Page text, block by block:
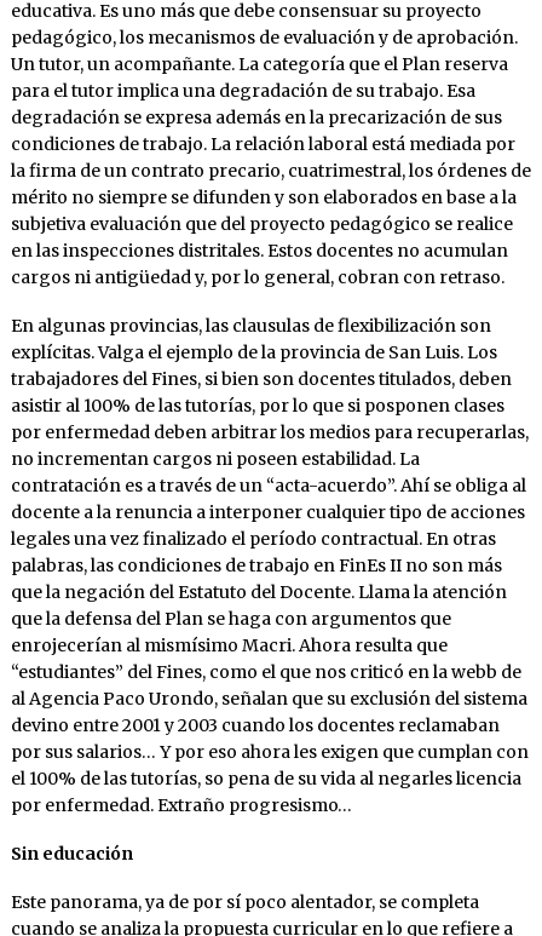
educativa. Es uno más que debe consensuar su proyecto
pedagógico, los mecanismos de evaluación y de aprobación.
Un tutor, un acompañante. La categoría que el Plan reserva
para el tutor implica una degradación de su trabajo. Esa
degradación se expresa además en la precarización de sus
condiciones de trabajo. La relación laboral está mediada por
la firma de un contrato precario, cuatrimestral, los órdenes de
mérito no siempre se difunden y son elaborados en base a la
subjetiva evaluación que del proyecto pedagógico se realice
en las inspecciones distritales. Estos docentes no acumulan
cargos ni antigüedad y, por lo general, cobran con retraso.
En algunas provincias, las clausulas de flexibilización son
explícitas. Valga el ejemplo de la provincia de San Luis. Los
trabajadores del Fines, si bien son docentes titulados, deben
asistir al 100% de las tutorías, por lo que si posponen clases
por enfermedad deben arbitrar los medios para recuperarlas,
no incrementan cargos ni poseen estabilidad. La
contratación es a través de un “acta-acuerdo”. Ahí se obliga al
docente a la renuncia a interponer cualquier tipo de acciones
legales una vez finalizado el período contractual. En otras
palabras, las condiciones de trabajo en FinEs II no son más
que la negación del Estatuto del Docente. Llama la atención
que la defensa del Plan se haga con argumentos que
enrojecerían al mismísimo Macri. Ahora resulta que
“estudiantes” del Fines, como el que nos criticó en la webb de
al Agencia Paco Urondo, señalan que su exclusión del sistema
devino entre 2001 y 2003 cuando los docentes reclamaban
por sus salarios… Y por eso ahora les exigen que cumplan con
el 100% de las tutorías, so pena de su vida al negarles licencia
por enfermedad. Extraño progresismo…
Sin educación
Este panorama, ya de por sí poco alentador, se completa
cuando se analiza la propuesta curricular en lo que refiere a